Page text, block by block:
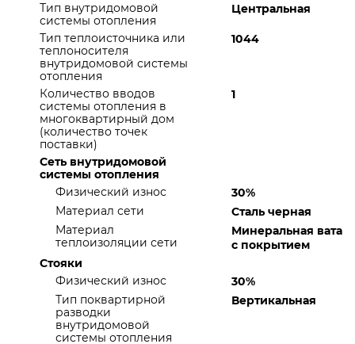
Тип внутридомовой
системы отопления
Центральная
Тип теплоисточника или
теплоносителя
внутридомовой системы
отопления
1044
Количество вводов
системы отопления в
многоквартирный дом
(количество точек
поставки)
1
Сеть внутридомовой
системы отопления
Физический износ
30%
Материал сети
Сталь черная
Материал
теплоизоляции сети
Минеральная вата
с покрытием
Стояки
Физический износ
30%
Тип поквартирной
разводки
внутридомовой
системы отопления
Вертикальная